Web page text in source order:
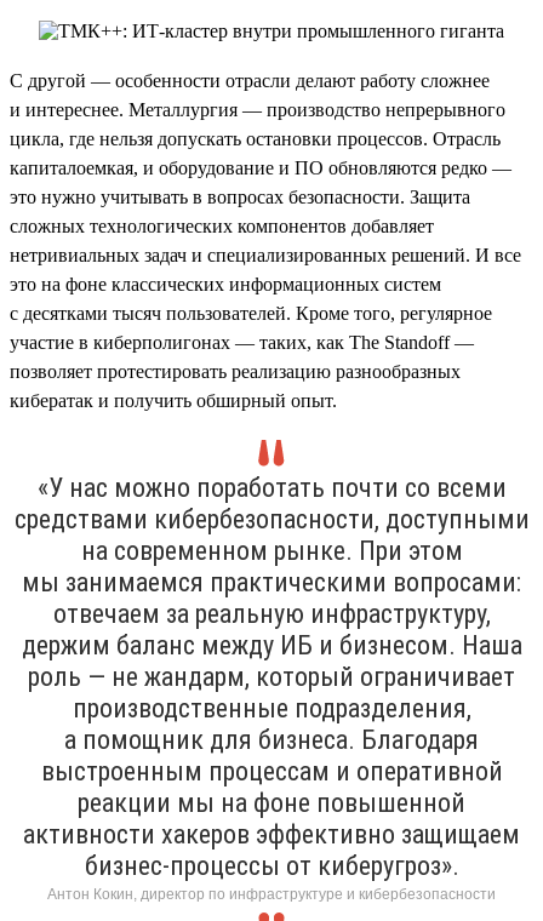
С другой — особенности отрасли делают работу сложнее
и интереснее. Металлургия — производство непрерывного
цикла, где нельзя допускать остановки процессов. Отрасль
капиталоемкая, и оборудование и ПО обновляются редко —
это нужно учитывать в вопросах безопасности. Защита
сложных технологических компонентов добавляет
нетривиальных задач и специализированных решений. И все
это на фоне классических информационных систем
с десятками тысяч пользователей. Кроме того, регулярное
участие в киберполигонах — таких, как The Standoff —
позволяет протестировать реализацию разнообразных
кибератак и получить обширный опыт.
«У нас можно поработать почти со всеми
средствами кибербезопасности, доступными
на современном рынке. При этом
мы занимаемся практическими вопросами:
отвечаем за реальную инфраструктуру,
держим баланс между ИБ и бизнесом. Наша
роль — не жандарм, который ограничивает
производственные подразделения,
а помощник для бизнеса. Благодаря
выстроенным процессам и оперативной
реакции мы на фоне повышенной
активности хакеров эффективно защищаем
бизнес-процессы от киберугроз».
Антон Кокин, директор по инфраструктуре и кибербезопасности